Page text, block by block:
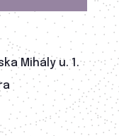
Mihály u. 1.